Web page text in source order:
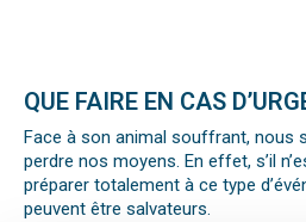
QUE FAIRE EN CAS
Face à son animal souffrant, nous
perdre nos moyens. En effet, s’il
préparer totalement à ce type
peuvent être salvateurs.